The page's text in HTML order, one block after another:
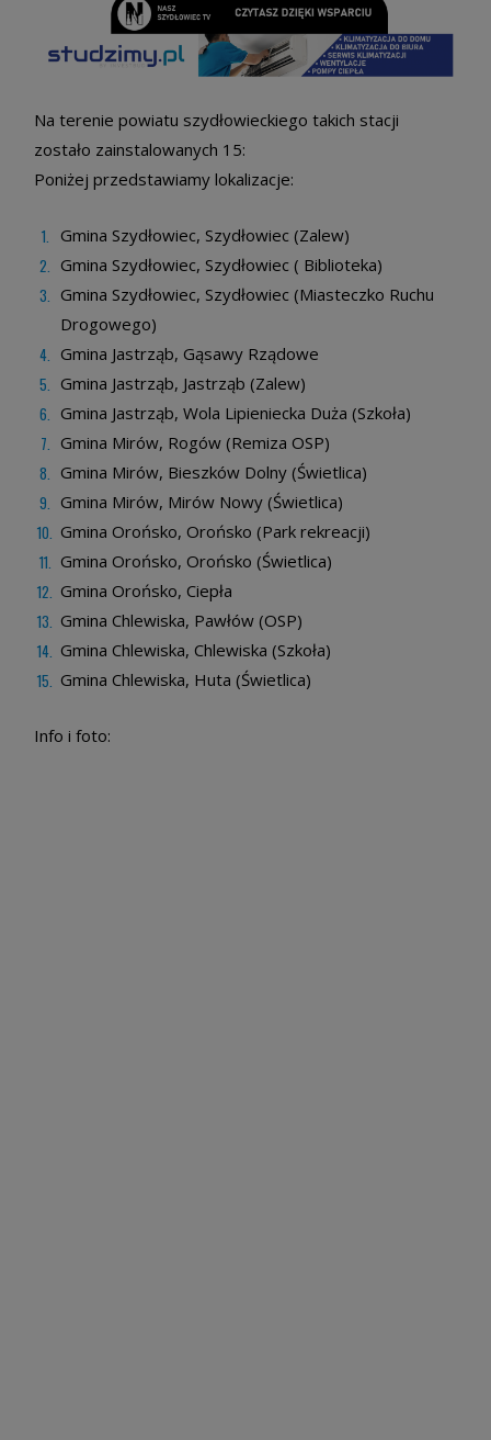
Na terenie powiatu szydłowieckiego takich stacji
zostało zainstalowanych 15:
Poniżej przedstawiamy lokalizacje:
Gmina Szydłowiec, Szydłowiec (Zalew)
Gmina Szydłowiec, Szydłowiec ( Biblioteka)
Gmina Szydłowiec, Szydłowiec (Miasteczko Ruchu
Drogowego)
Gmina Jastrząb, Gąsawy Rządowe
Gmina Jastrząb, Jastrząb (Zalew)
Gmina Jastrząb, Wola Lipieniecka Duża (Szkoła)
Gmina Mirów, Rogów (Remiza OSP)
Gmina Mirów, Bieszków Dolny (Świetlica)
Gmina Mirów, Mirów Nowy (Świetlica)
Gmina Orońsko, Orońsko (Park rekreacji)
Gmina Orońsko, Orońsko (Świetlica)
Gmina Orońsko, Ciepła
Gmina Chlewiska, Pawłów (OSP)
Gmina Chlewiska, Chlewiska (Szkoła)
Gmina Chlewiska, Huta (Świetlica)
Info i foto: